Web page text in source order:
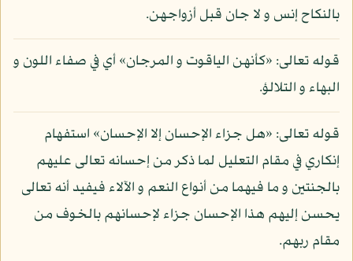
بالنكاح إنس و لا جان قبل أزواجهن.
قوله تعالى: «كأنهن الياقوت و المرجان» أي في صفاء اللون و
البهاء و التلالؤ.
قوله تعالى: «هل جزاء الإحسان إلا الإحسان» استفهام
إنكاري في مقام التعليل لما ذكر من إحسانه تعالى عليهم
بالجنتين و ما فيهما من أنواع النعم و الآلاء فيفيد أنه تعالى
يحسن إليهم هذا الإحسان جزاء لإحسانهم بالخوف من
مقام ربهم.